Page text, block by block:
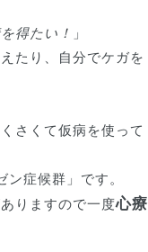
得たい！ 」
たり、自分でケガを
さくて仮病を使って
症候群」です。
りますので一度心療